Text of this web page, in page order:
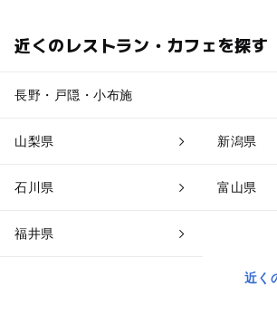
近くのレストラン・カフェを探す
長野・戸隠・小布施
山梨県 新潟県
石川県 富山県
福井県
近く